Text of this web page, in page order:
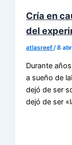
Cría en
del
atlasreef/8
Durante
a sueño de
dejó de ser
dejó de ser